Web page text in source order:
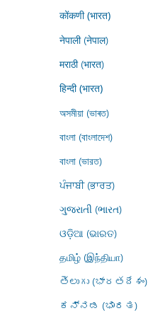
कोंकणी (भारत)
नेपाली (नेपाल)
मराठी (भारत)
हिन्दी (भारत)
অসমীয়া (ভাৰত)
বাংলা (বাংলাদেশ)
বাংলা (ভারত)
ਪੰਜਾਬੀ (ਭਾਰਤ)
ગુજરાતી (ભારત)
ଓଡ଼ିଆ (ଭାରତ)
தமிழ் (இந்தியா)
తెలుగు (భారతదేశం)
ಕನ್ನಡ (ಭಾರತ)